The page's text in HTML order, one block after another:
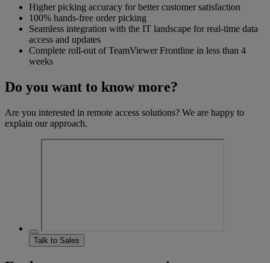
Higher picking accuracy for better customer satisfaction
100% hands-free order picking
Seamless integration with the IT landscape for real-time data
access and updates
Complete roll-out of TeamViewer Frontline in less than 4
weeks
Do you want to know more?
Are you interested in remote access solutions? We are happy to
explain our approach.
Talk to Sales